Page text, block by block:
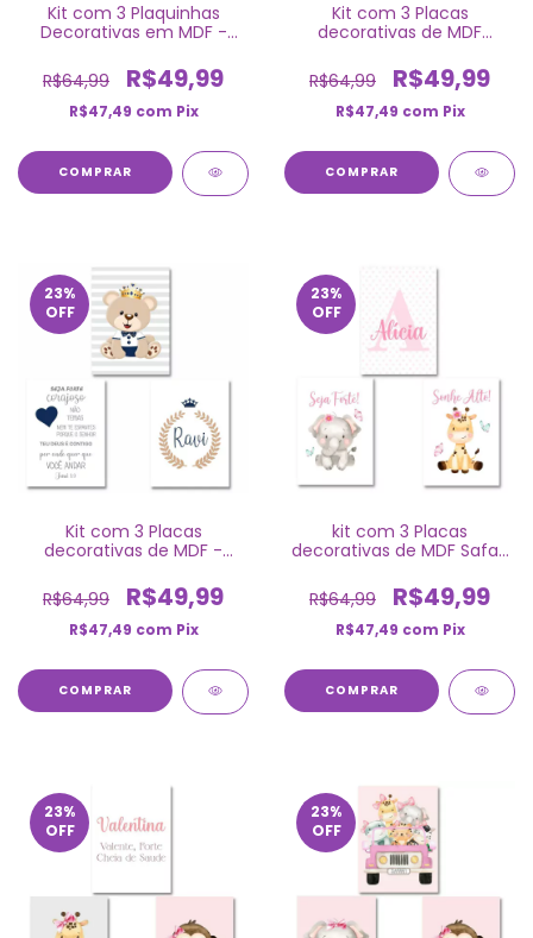
Kit com 3 Plaquinhas
Decorativas em MDF -
R$64,99
R$49,99
R$47,49 com Pix
COMPRAR
Kit com 3 Placas
decorativas de MDF
R$64,99
R$49,99
R$47,49 com Pix
COMPRAR
23%
OFF
Kit com 3 Placas
decorativas de MDF -
Marinho
R$64,99 R$49,99
R$47,49 com Pix
COMPRAR
23%
OFF
kit com 3 Placas
decorativas de MDF Safari
R$64,99
R$49,99
R$47,49 com Pix
COMPRAR
23%
OFF
23%
OFF